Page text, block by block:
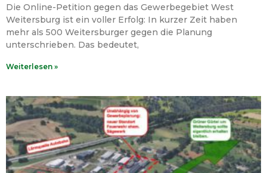
Die Online-Petition gegen das Gewerbegebiet West
Weitersburg ist ein voller Erfolg: In kurzer Zeit haben
mehr als 500 Weitersburger gegen die Planung
unterschrieben. Das bedeutet,
Weiterlesen »